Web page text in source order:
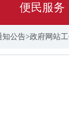
便民服务
知公告>政府网站